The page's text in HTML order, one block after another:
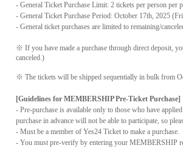
- General Ticket Purchase Limit: 2 tickets per person per
- General Ticket Purchase Period: October 17th, 2025
- General ticket purchases are limited to remaining/
※ If you have made a purchase through direct deposit,
canceled.)
※ The tickets will be shipped sequentially in bulk from
[Guidelines for MEMBERSHIP Pre-Ticket Purchase]
- Pre-purchase is available only to those who have
purchase in advance will not be able to participate, so
- Must be a member of Yes24 Ticket to make a purchase.
- You must pre-verify by entering your MEMBERSHIP